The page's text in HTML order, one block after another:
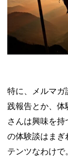
特に、メルマガ
践報告とか、
さんは興味を
の体験談はまぎ
テンツなわけで